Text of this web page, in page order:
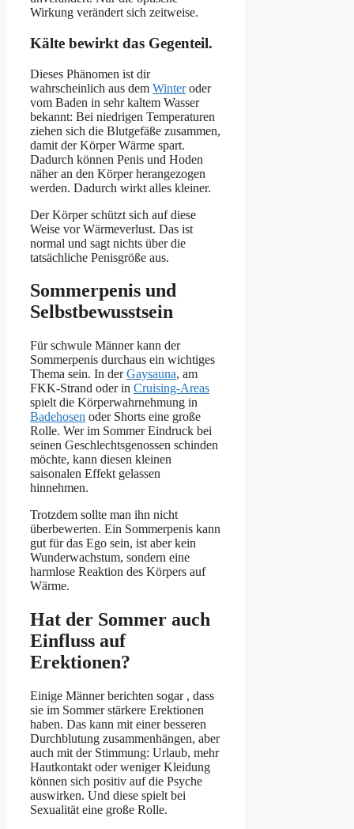
Wirkung verändert sich zeitweise.
Kälte bewirkt das Gegenteil.
Dieses Phänomen ist dir
wahrscheinlich aus dem Winteroder
vom Baden in sehr kaltem Wasser
bekannt: Bei niedrigen Temperaturen
ziehen sich die Blutgefäße zusammen,
damit der Körper Wärme spart.
Dadurch können Penis und Hoden
näher an den Körper herangezogen
werden. Dadurch wirkt alles kleiner.
Der Körper schützt sich auf diese
Weise vor Wärmeverlust. Das ist
normal und sagt nichts über die
tatsächliche Penisgröße aus.
Sommerpenis und
Selbstbewusstsein
Für schwule Männer kann der
Sommerpenis durchaus ein wichtiges
Thema sein. In derGaysauna, am
FKK-Strand oder in Cruising-Areas
spielt die Körperwahrnehmung in
Badehosen oder Shorts eine große
Rolle. Wer im Sommer Eindruck bei
seinen Geschlechtsgenossen schinden
möchte, kann diesen kleinen
saisonalen Effekt gelassen
hinnehmen.
Trotzdem sollte man ihn nicht
überbewerten. Ein Sommerpenis kann
gut für das Ego sein, ist aber kein
Wunderwachstum, sondern eine
harmlose Reaktion des Körpers auf
Wärme.
Hat der Sommer auch
Einfluss auf
Erektionen?
Einige Männer berichten sogar , dass
sie im Sommer stärkere Erektionen
haben. Das kann mit einer besseren
Durchblutung zusammenhängen, aber
auch mit der Stimmung: Urlaub, mehr
Hautkontakt oder weniger Kleidung
können sich positiv auf die Psyche
auswirken. Und diese spielt bei
Sexualität eine große Rolle.